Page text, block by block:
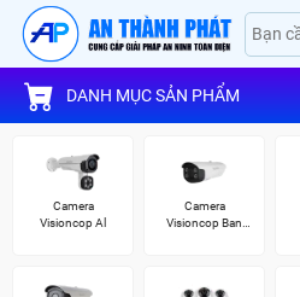
DANH MỤC SẢN PHẨM
Camera
Visioncop Al
Camera
Visioncop Ban